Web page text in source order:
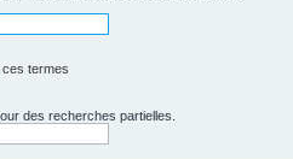
ces termes
des recherches partielles.